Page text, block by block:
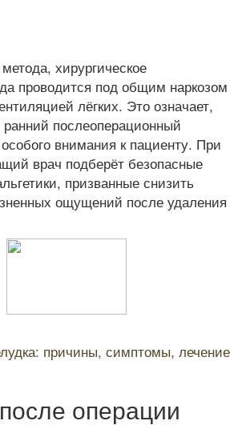
хирургическое
проводится под общим наркозом
лёгких. Это означает,
ранний послеоперационный
внимания к пациенту. При
врач подберёт безопасные
призванные снизить
ощущений после удаления
причины, симптомы, лечение
операции